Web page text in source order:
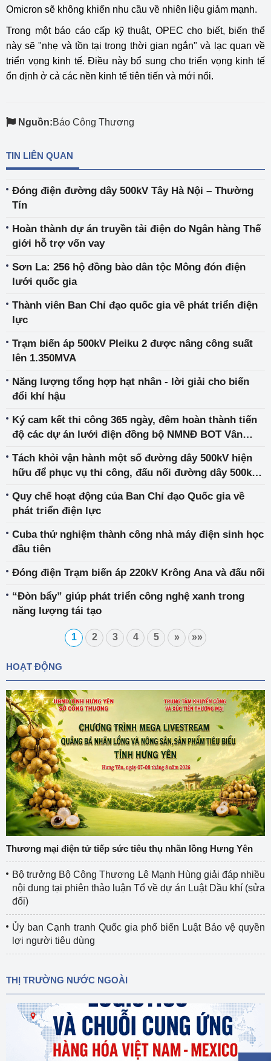
Omicron sẽ không khiến nhu cầu về nhiên liệu giảm mạnh.
Trong một báo cáo cấp kỹ thuật, OPEC cho biết, biến thể
này sẽ "nhẹ và tồn tại trong thời gian ngắn" và lạc quan về
triển vọng kinh tế. Điều này bổ sung cho triển vọng kinh tế
ổn định ở cả các nền kinh tế tiên tiến và mới nổi.
Nguồn:Báo Công Thương
TIN LIÊN QUAN
Đóng điện đường dây 500kV Tây Hà Nội – Thường
Tín
Hoàn thành dự án truyền tải điện do Ngân hàng Thế
giới hỗ trợ vốn vay
Sơn La: 256 hộ đồng bào dân tộc Mông đón điện
lưới quốc gia
Thành viên Ban Chỉ đạo quốc gia về phát triển điện
lực
Trạm biến áp 500kV Pleiku 2 được nâng công suất
lên 1.350MVA
Năng lượng tổng hợp hạt nhân - lời giải cho biến
đổi khí hậu
Ký cam kết thi công 365 ngày, đêm hoàn thành tiến
độ các dự án lưới điện đồng bộ NMNĐ BOT Vân
Tách khỏi vận hành một số đường dây 500kV hiện
hữu để phục vụ thi công, đấu nối đường dây 500kV
Quy chế hoạt động của Ban Chỉ đạo Quốc gia về
phát triển điện lực
Cuba thử nghiệm thành công nhà máy điện sinh học
đầu tiên
Đóng điện Trạm biến áp 220kV Krông Ana và đấu nối
“Đòn bẩy” giúp phát triển công nghệ xanh trong
năng lượng tái tạo
1 2 3 4 5 » »»
HOẠT ĐỘNG
Thương mại điện tử tiếp sức tiêu thụ nhãn lồng Hưng Yên
Bộ trưởng Bộ Công Thương Lê Mạnh Hùng giải đáp nhiều
nội dung tại phiên thảo luận Tổ về dự án Luật Dầu khí (sửa
đổi)
Ủy ban Cạnh tranh Quốc gia phổ biến Luật Bảo vệ quyền
lợi người tiêu dùng
THỊ TRƯỜNG NƯỚC NGOÀI